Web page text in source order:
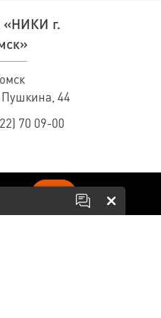
г.
Пушкина, 44
70 09-00
совершенствования
вопросам обращайтесь к